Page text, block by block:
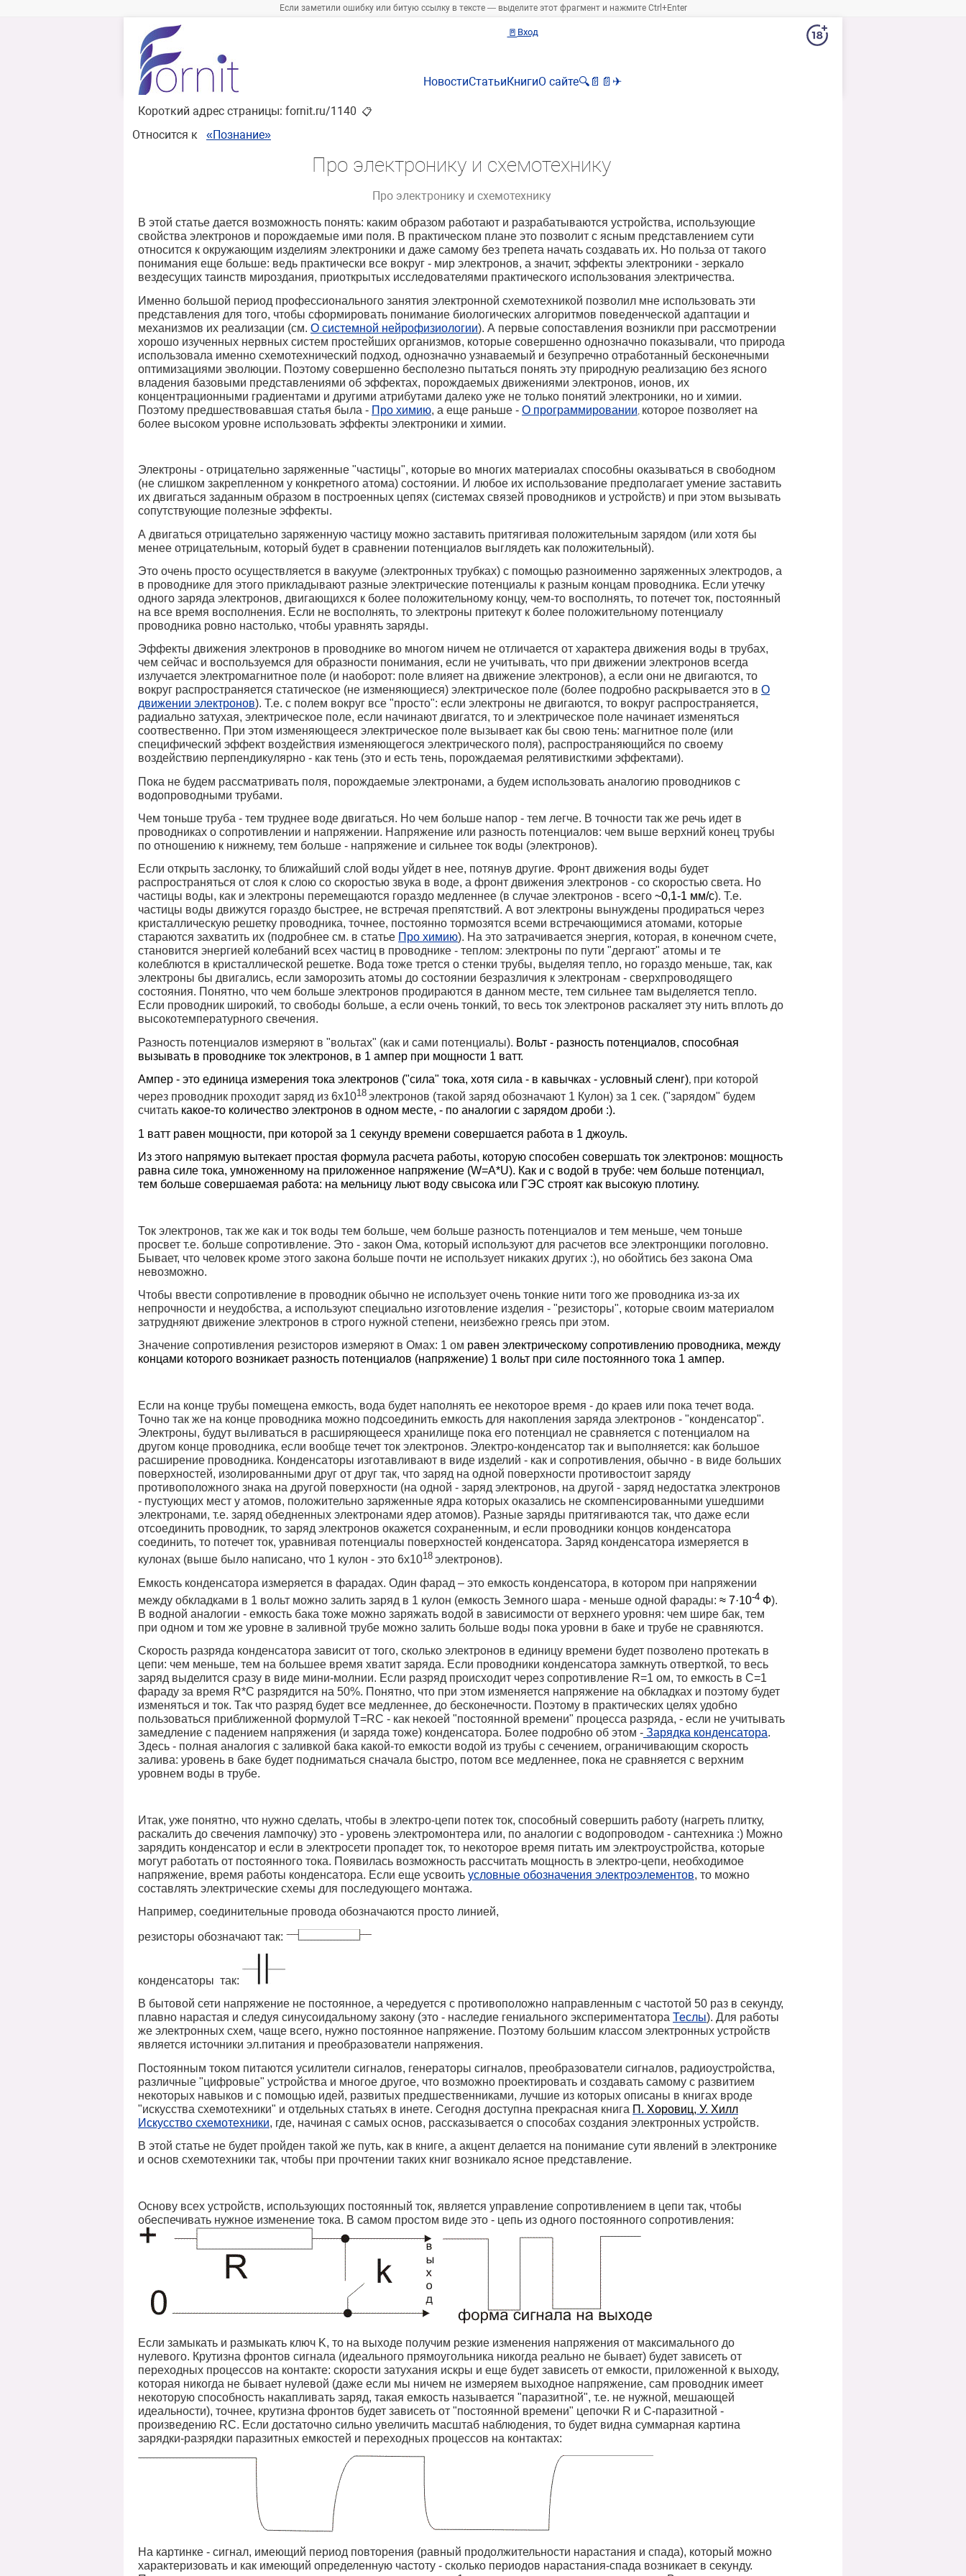
Если заметили ошибку или битую ссылку в тексте — выделите этот фрагмент и нажмите Ctrl+Enter
🚪 Вход
НовостиСтатьиКнигиО сайте🔍 📄 📄 ✈
Короткий адрес страницы: fornit.ru/1140 📋
Относится к «Познание»
Про электронику и схемотехнику
Про электронику и схемотехнику
В этой статье дается возможность понять: каким образом работают и разрабатываются устройства, использующие
свойства электронов и порождаемые ими поля. В практическом плане это позволит с ясным представлением сути
относится к окружающим изделиям электроники и даже самому без трепета начать создавать их. Но польза от такого
понимания еще больше: ведь практически все вокруг - мир электронов, а значит, эффекты электроники - зеркало
вездесущих таинств мироздания, приоткрытых исследователями практического использования электричества.
Именно большой период профессионального занятия электронной схемотехникой позволил мне использовать эти
представления для того, чтобы сформировать понимание биологических алгоритмов поведенческой адаптации и
механизмов их реализации (см. О системной нейрофизиологии). А первые сопоставления возникли при рассмотрении
хорошо изученных нервных систем простейших организмов, которые совершенно однозначно показывали, что природа
использовала именно схемотехнический подход, однозначно узнаваемый и безупречно отработанный бесконечными
оптимизациями эволюции. Поэтому совершенно бесполезно пытаться понять эту природную реализацию без ясного
владения базовыми представлениями об эффектах, порождаемых движениями электронов, ионов, их
концентрационными градиентами и другими атрибутами далеко уже не только понятий электроники, но и химии.
Поэтому предшествовавшая статья была - Про химию, а еще раньше - О программировании, которое позволяет на
более высоком уровне использовать эффекты электроники и химии.
Электроны - отрицательно заряженные "частицы", которые во многих материалах способны оказываться в свободном
(не слишком закрепленном у конкретного атома) состоянии. И любое их использование предполагает умение заставить
их двигаться заданным образом в построенных цепях (системах связей проводников и устройств) и при этом вызывать
сопутствующие полезные эффекты.
А двигаться отрицательно заряженную частицу можно заставить притягивая положительным зарядом (или хотя бы
менее отрицательным, который будет в сравнении потенциалов выглядеть как положительный).
Это очень просто осуществляется в вакууме (электронных трубках) с помощью разноименно заряженных электродов, а
в проводнике для этого прикладывают разные электрические потенциалы к разным концам проводника. Если утечку
одного заряда электронов, двигающихся к более положительному концу, чем-то восполнять, то потечет ток, постоянный
на все время восполнения. Если не восполнять, то электроны притекут к более положительному потенциалу
проводника ровно настолько, чтобы уравнять заряды.
Эффекты движения электронов в проводнике во многом ничем не отличается от характера движения воды в трубах,
чем сейчас и воспользуемся для образности понимания, если не учитывать, что при движении электронов всегда
излучается электромагнитное поле (и наоборот: поле влияет на движение электронов), а если они не двигаются, то
вокруг распространяется статическое (не изменяющиеся) электрическое поле (более подробно раскрывается это в О
движении электронов). Т.е. с полем вокруг все "просто": если электроны не двигаются, то вокруг распространяется,
радиально затухая, электрическое поле, если начинают двигатся, то и электрическое поле начинает изменяться
соотвественно. При этом изменяющееся электрическое поле вызывает как бы свою тень: магнитное поле (или
специфический эффект воздействия изменяющегося электрического поля), распространяющийся по своему
воздействию перпендикулярно - как тень (это и есть тень, порождаемая релятивисткими эффектами).
Пока не будем рассматривать поля, порождаемые электронами, а будем использовать аналогию проводников с
водопроводными трубами.
Чем тоньше труба - тем труднее воде двигаться. Но чем больше напор - тем легче. В точности так же речь идет в
проводниках о сопротивлении и напряжении. Напряжение или разность потенциалов: чем выше верхний конец трубы
по отношению к нижнему, тем больше - напряжение и сильнее ток воды (электронов).
Если открыть заслонку, то ближайший слой воды уйдет в нее, потянув другие. Фронт движения воды будет
распространяться от слоя к слою со скоростью звука в воде, а фронт движения электронов - со скоростью света. Но
частицы воды, как и электроны перемещаются гораздо медленнее (в случае электронов - всего ~0,1-1 мм/с). Т.е.
частицы воды движутся гораздо быстрее, не встречая препятствий. А вот электроны вынуждены продираться через
кристаллическую решетку проводника, точнее, постоянно тормозятся всеми встречающимися атомами, которые
стараются захватить их (подробнее см. в статье Про химию). На это затрачивается энергия, которая, в конечном счете,
становится энергией колебаний всех частиц в проводнике - теплом: электроны по пути "дергают" атомы и те
колеблются в кристаллической решетке. Вода тоже трется о стенки трубы, выделяя тепло, но гораздо меньше, так, как
электроны бы двигались, если заморозить атомы до состоянии безразличия к электронам - сверхпроводящего
состояния. Понятно, что чем больше электронов продираются в данном месте, тем сильнее там выделяется тепло.
Если проводник широкий, то свободы больше, а если очень тонкий, то весь ток электронов раскаляет эту нить вплоть до
высокотемпературного свечения.
Разность потенциалов измеряют в "вольтах" (как и сами потенциалы). Вольт - разность потенциалов, способная
вызывать в проводнике ток электронов, в 1 ампер при мощности 1 ватт.
Ампер - это единица измерения тока электронов ("сила" тока, хотя сила - в кавычках - условный сленг), при которой
через проводник проходит заряд из 6х1018 электронов (такой заряд обозначают 1 Кулон) за 1 сек. ("зарядом" будем
считать какое-то количество электронов в одном месте, - по аналогии с зарядом дроби :).
1 ватт равен мощности, при которой за 1 секунду времени совершается работа в 1 джоуль.
Из этого напрямую вытекает простая формула расчета работы, которую способен совершать ток электронов: мощность
равна силе тока, умноженному на приложенное напряжение (W=A*U). Как и с водой в трубе: чем больше потенциал,
тем больше совершаемая работа: на мельницу льют воду свысока или ГЭС строят как высокую плотину.
Ток электронов, так же как и ток воды тем больше, чем больше разность потенциалов и тем меньше, чем тоньше
просвет т.е. больше сопротивление. Это - закон Ома, который используют для расчетов все электронщики поголовно.
Бывает, что человек кроме этого закона больше почти не использует никаких других :), но обойтись без закона Ома
невозможно.
Чтобы ввести сопротивление в проводник обычно не использует очень тонкие нити того же проводника из-за их
непрочности и неудобства, а используют специально изготовление изделия - "резисторы", которые своим материалом
затрудняют движение электронов в строго нужной степени, неизбежно греясь при этом.
Значение сопротивления резисторов измеряют в Омах: 1 ом равен электрическому сопротивлению проводника, между
концами которого возникает разность потенциалов (напряжение) 1 вольт при силе постоянного тока 1 ампер.
Если на конце трубы помещена емкость, вода будет наполнять ее некоторое время - до краев или пока течет вода.
Точно так же на конце проводника можно подсоединить емкость для накопления заряда электронов - "конденсатор".
Электроны, будут выливаться в расширяющееся хранилище пока его потенциал не сравняется с потенциалом на
другом конце проводника, если вообще течет ток электронов. Электро-конденсатор так и выполняется: как большое
расширение проводника. Конденсаторы изготавливают в виде изделий - как и сопротивления, обычно - в виде больших
поверхностей, изолированными друг от друг так, что заряд на одной поверхности противостоит заряду
противоположного знака на другой поверхности (на одной - заряд электронов, на другой - заряд недостатка электронов
- пустующих мест у атомов, положительно заряженные ядра которых оказались не скомпенсированными ушедшими
электронами, т.е. заряд обедненных электронами ядер атомов). Разные заряды притягиваются так, что даже если
отсоединить проводник, то заряд электронов окажется сохраненным, и если проводники концов конденсатора
соединить, то потечет ток, уравнивая потенциалы поверхностей конденсатора. Заряд конденсатора измеряется в
кулонах (выше было написано, что 1 кулон - это 6х1018 электронов).
Емкость конденсатора измеряется в фарадах. Один фарад – это емкость конденсатора, в котором при напряжении
между обкладками в 1 вольт можно залить заряд в 1 кулон (емкость Земного шара - меньше одной фарады: ≈ 7·10-4 Ф).
В водной аналогии - емкость бака тоже можно заряжать водой в зависимости от верхнего уровня: чем шире бак, тем
при одном и том же уровне в заливной трубе можно залить больше воды пока уровни в баке и трубе не сравняются.
Скорость разряда конденсатора зависит от того, сколько электронов в единицу времени будет позволено протекать в
цепи: чем меньше, тем на большее время хватит заряда. Если проводники конденсатора замкнуть отверткой, то весь
заряд выделится сразу в виде мини-молнии. Если разряд происходит через сопротивление R=1 ом, то емкость в C=1
фараду за время R*C разрядится на 50%. Понятно, что при этом изменяется напряжение на обкладках и поэтому будет
изменяться и ток. Так что разряд будет все медленнее, до бесконечности. Поэтому в практических целях удобно
пользоваться приближенной формулой T=RC - как некоей "постоянной времени" процесса разряда, - если не учитывать
замедление с падением напряжения (и заряда тоже) конденсатора. Более подробно об этом - Зарядка конденсатора.
Здесь - полная аналогия с заливкой бака какой-то емкости водой из трубы с сечением, ограничивающим скорость
залива: уровень в баке будет подниматься сначала быстро, потом все медленнее, пока не сравняется с верхним
уровнем воды в трубе.
Итак, уже понятно, что нужно сделать, чтобы в электро-цепи потек ток, способный совершить работу (нагреть плитку,
раскалить до свечения лампочку) это - уровень электромонтера или, по аналогии с водопроводом - сантехника :) Можно
зарядить конденсатор и если в электросети пропадет ток, то некоторое время питать им электроустройства, которые
могут работать от постоянного тока. Появилась возможность рассчитать мощность в электро-цепи, необходимое
напряжение, время работы конденсатора. Если еще усвоить условные обозначения электроэлементов, то можно
составлять электрические схемы для последующего монтажа.
Например, соединительные провода обозначаются просто линией,
резисторы обозначают так:
конденсаторы так:
В бытовой сети напряжение не постоянное, а чередуется с противоположно направленным с частотой 50 раз в секунду,
плавно нарастая и следуя синусоидальному закону (это - наследие гениального экспериментатора Теслы). Для работы
же электронных схем, чаще всего, нужно постоянное напряжение. Поэтому большим классом электронных устройств
является источники эл.питания и преобразователи напряжения.
Постоянным током питаются усилители сигналов, генераторы сигналов, преобразователи сигналов, радиоустройства,
различные "цифровые" устройства и многое другое, что возможно проектировать и создавать самому с развитием
некоторых навыков и с помощью идей, развитых предшественниками, лучшие из которых описаны в книгах вроде
"искусства схемотехники" и отдельных статьях в инете. Сегодня доступна прекрасная книга П. Хоровиц, У. Хилл
Искусство схемотехники, где, начиная с самых основ, рассказывается о способах создания электронных устройств.
В этой статье не будет пройден такой же путь, как в книге, а акцент делается на понимание сути явлений в электронике
и основ схемотехники так, чтобы при прочтении таких книг возникало ясное представление.
Основу всех устройств, использующих постоянный ток, является управление сопротивлением в цепи так, чтобы
обеспечивать нужное изменение тока. В самом простом виде это - цепь из одного постоянного сопротивления:
Если замыкать и размыкать ключ K, то на выходе получим резкие изменения напряжения от максимального до
нулевого. Крутизна фронтов сигнала (идеального прямоугольника никогда реально не бывает) будет зависеть от
переходных процессов на контакте: скорости затухания искры и еще будет зависеть от емкости, приложенной к выходу,
которая никогда не бывает нулевой (даже если мы ничем не измеряем выходное напряжение, сам проводник имеет
некоторую способность накапливать заряд, такая емкость называется "паразитной", т.е. не нужной, мешающей
идеальности), точнее, крутизна фронтов будет зависеть от "постоянной времени" цепочки R и С-паразитной -
произведению RC. Если достаточно сильно увеличить масштаб наблюдения, то будет видна суммарная картина
зарядки-разрядки паразитных емкостей и переходных процессов на контактах:
На картинке - сигнал, имеющий период повторения (равный продолжительности нарастания и спада), который можно
характеризовать и как имеющий определенную частоту - сколько периодов нарастания-спада возникает в секунду.